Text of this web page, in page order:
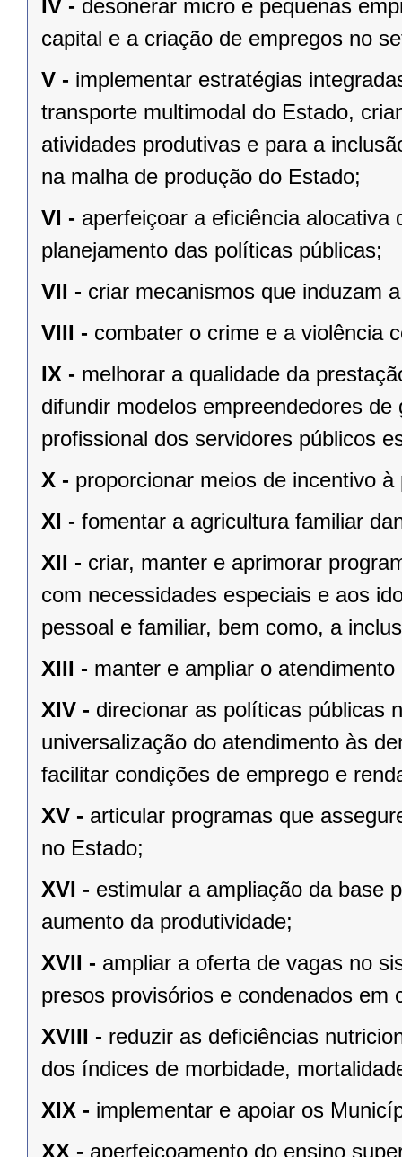
IV - desonerar micro e pequenas
capital e a criação de empregos no
V - implementar estratégias
transporte multimodal do Estado,
atividades produtivas e para a
na malha de produção do Estado;
VI - aperfeiçoar a eficiência
planejamento das políticas públicas;
VII - criar mecanismos que induzam
VIII - combater o crime e a violência
IX - melhorar a qualidade da
difundir modelos empreendedores
profissional dos servidores públicos
X - proporcionar meios de incentivo
XI - fomentar a agricultura familiar
XII - criar, manter e aprimorar
com necessidades especiais e aos
pessoal e familiar, bem como, a
XIII - manter e ampliar o
XIV - direcionar as políticas públicas
universalização do atendimento às
facilitar condições de emprego e
XV - articular programas que
no Estado;
XVI - estimular a ampliação da base
aumento da produtividade;
XVII - ampliar a oferta de vagas no
presos provisórios e condenados em
XVIII - reduzir as deficiências
dos índices de morbidade,
XIX - implementar e apoiar os
XX - aperfeiçoamento do ensino